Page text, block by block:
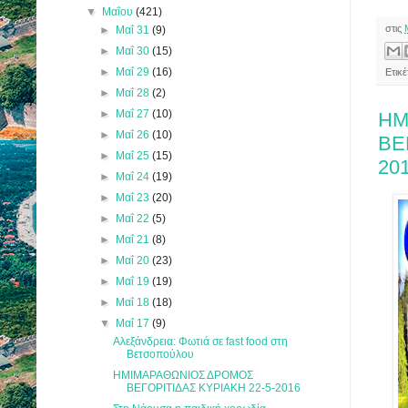
στις
▼ Μαΐου(421)
► Μαΐ 31 (9)
► Μαΐ 30 (15)
► Μαΐ 29 (16)
► Μαΐ 28 (2)
► Μαΐ 27 (10)
► Μαΐ 26 (10)
► Μαΐ 25 (15)
► Μαΐ 24 (19)
► Μαΐ 23 (20)
► Μαΐ 22 (5)
► Μαΐ 21 (8)
► Μαΐ 20 (23)
► Μαΐ 19 (19)
► Μαΐ 18 (18)
▼ Μαΐ 17 (9)
Αλεξάνδρεια: Φωτιά σε fast food στη
Βετσοπούλου
ΗΜΙΜΑΡΑΘΩΝΙΟΣ ΔΡΟΜΟΣ
ΒΕΓΟΡΙΤΙΔΑΣ ΚΥΡΙΑΚΗ 22-5-2016